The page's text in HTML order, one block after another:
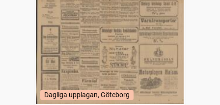
Dagliga upplagan, Göteborg